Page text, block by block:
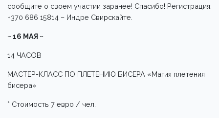
сообщите о своем участии заранее! Спасибо! Регистрация:
+370 686 15814 – Индре Свирскайте.
~ 16 МАЯ ~
14 ЧАСОВ
МАСТЕР-КЛАСС ПО ПЛЕТЕНИЮ БИСЕРА «Магия плетения
бисера»
* Стоимость 7 евро / чел.